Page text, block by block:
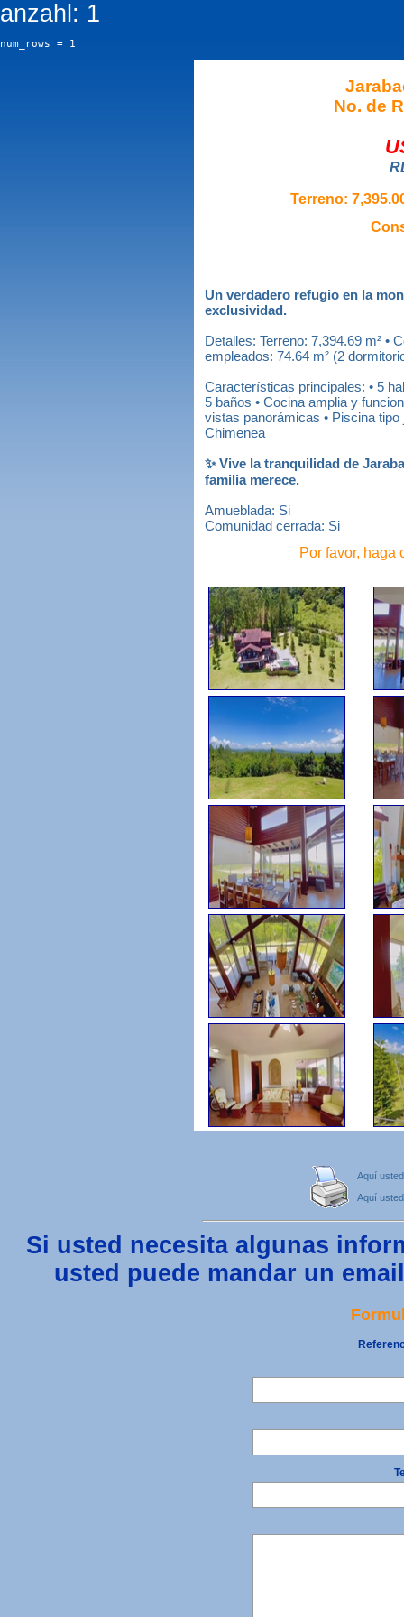
anzahl: 1
num_rows = 1
No. de
Terreno:
Un verdadero refugio en la
exclusividad.
Detalles: Terreno: 7,394.69 m² •
empleados: 74.64 m² (2
Características principales: • 5
5 baños • Cocina amplia y
vistas panorámicas • Piscina
Chimenea
✨ Vive la tranquilidad de
familia merece.
Amueblada: Si
Comunidad cerrada: Si
Por favor, haga
Aquí
Aquí
Si usted necesita algunas
usted puede mandar un